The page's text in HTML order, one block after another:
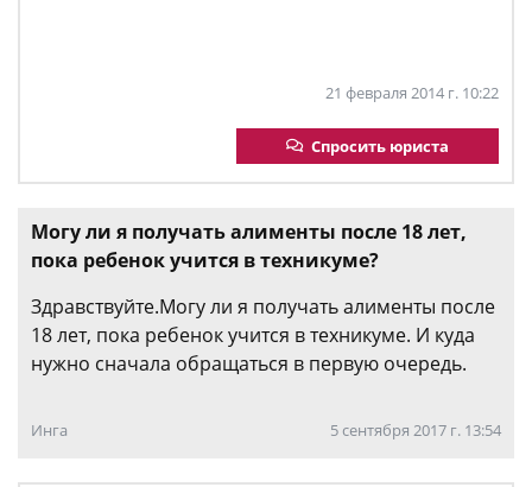
21 февраля 2014 г. 10:22
Спросить юриста
Могу ли я получать алименты после 18 лет,
пока ребенок учится в техникуме?
Здравствуйте.Могу ли я получать алименты после
18 лет, пока ребенок учится в техникуме. И куда
нужно сначала обращаться в первую очередь.
Инга 5 сентября 2017 г. 13:54